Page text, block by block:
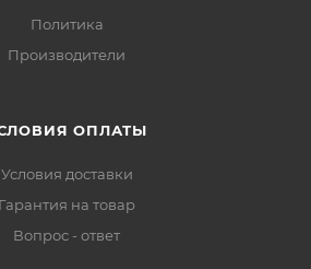
Политика
Производители
ОПЛАТЫ
Условия доставки
Гарантия на товар
Вопрос - ответ